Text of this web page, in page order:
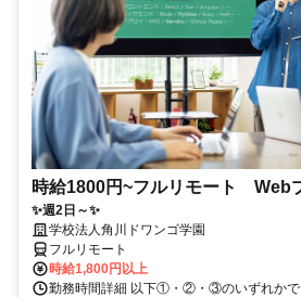
時給1800円~フルリモート Web
✨週2日～✨
学校法人角川ドワンゴ学園
フルリモート
時給1,800円以上
勤務時間詳細 以下①・②・③のいずれかで